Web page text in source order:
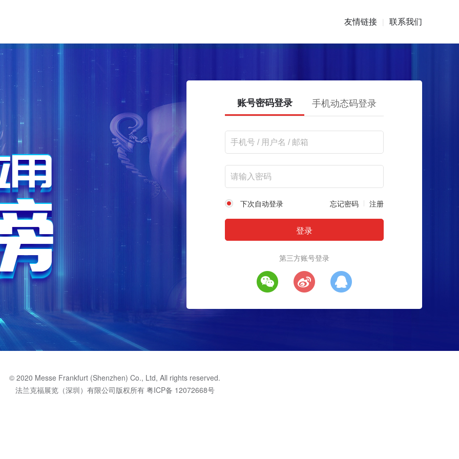
友情链接 | 联系我们
账号密码登录 手机动态码登录
下次自动登录 忘记密码 注册
第三方账号登录
© 2020 Messe Frankfurt (Shenzhen) Co., Ltd, All rights reserved.
法兰克福展览（深圳）有限公司版权所有 粤ICP备 12072668号